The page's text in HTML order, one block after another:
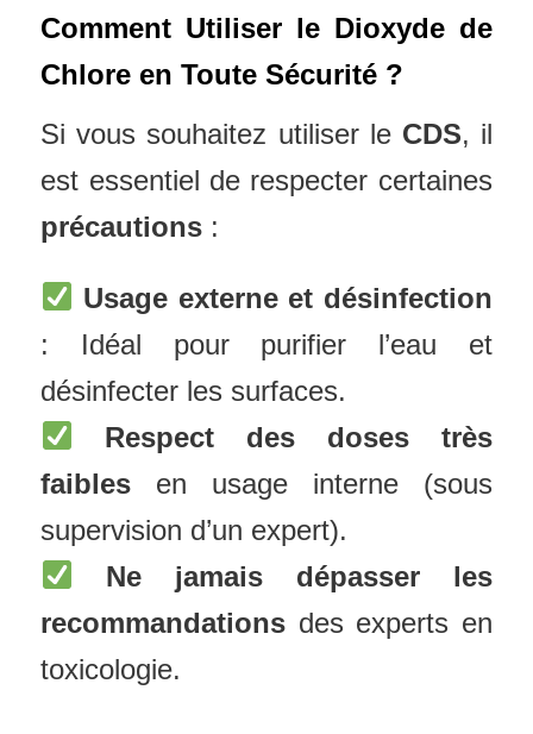
Comment Utiliser le Dioxyde de
Chlore en Toute Sécurité ?
Si vous souhaitez utiliser le CDS, il
est essentiel de respecter certaines
précautions :
Usage externe et désinfection
: Idéal pour purifier l’eau et
désinfecter les surfaces.
Respect des doses très
faibles en usage interne (sous
supervision d’un expert).
Ne jamais dépasser les
recommandations des experts en
toxicologie.